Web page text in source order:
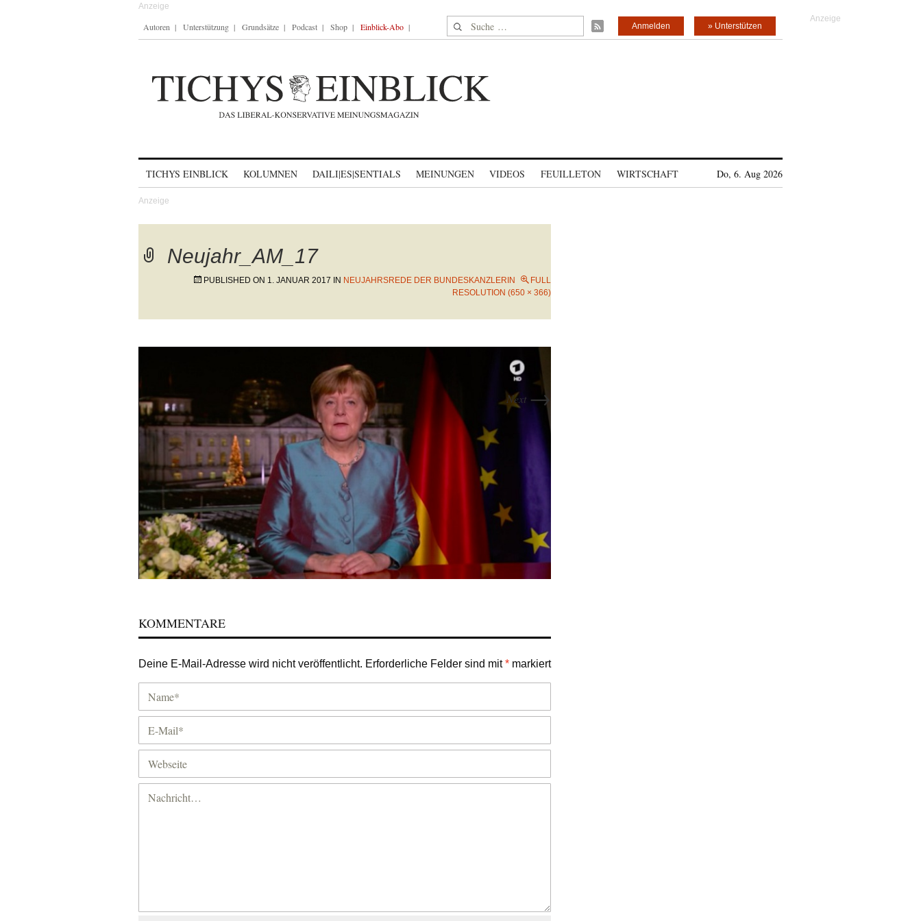
Autoren Unterstützung Grundsätze Podcast Shop Einblick-Abo Suche nach: » Unterstützen
Anmelden
TICHYS EINBLICK KOLUMNEN DAILI|ES|SENTIALS MEINUNGEN VIDEOS FEUILLETON WIRTSCHAFT Do, 6. Aug 2026
Neujahr_AM_17
PUBLISHED ON 1. JANUAR 2017 IN NEUJAHRSREDE DER BUNDESKANZLERIN
FULL
RESOLUTION (650 × 366)
Next →
KOMMENTARE
Deine E-Mail-Adresse wird nicht veröffentlicht. Erforderliche Felder sind mit* markiert